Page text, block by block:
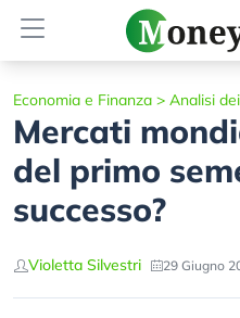
Economia e Finanza > Analisi
Mercati
del primo
successo?
Violetta Silvestri 29 Giugno